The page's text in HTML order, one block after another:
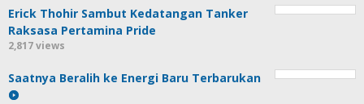
Erick Thohir Sambut Kedatangan Tanker
Raksasa Pertamina Pride
2,817 views
Saatnya Beralih ke Energi Baru Terbarukan